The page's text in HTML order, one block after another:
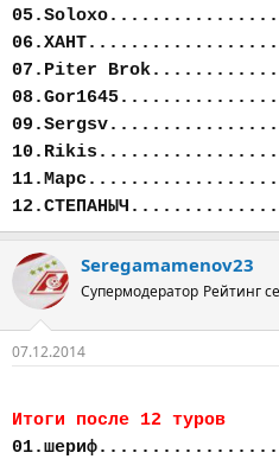
07.Piter
Seregamamenov23
Супермодератор Рейтинг
07.12.2014
Итоги после 12 туров